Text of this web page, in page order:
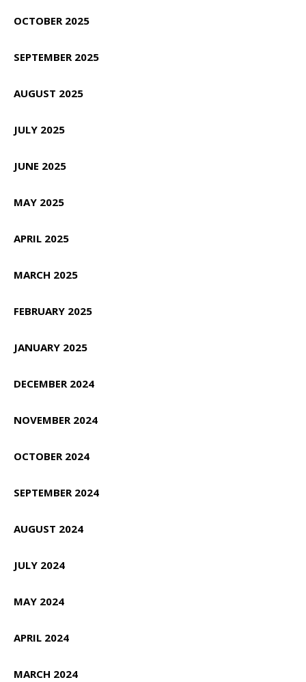
OCTOBER 2025
SEPTEMBER 2025
AUGUST 2025
JULY 2025
JUNE 2025
MAY 2025
APRIL 2025
MARCH 2025
FEBRUARY 2025
JANUARY 2025
DECEMBER 2024
NOVEMBER 2024
OCTOBER 2024
SEPTEMBER 2024
AUGUST 2024
JULY 2024
MAY 2024
APRIL 2024
MARCH 2024